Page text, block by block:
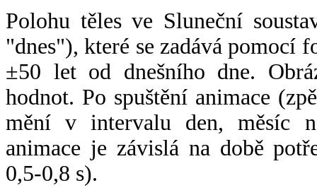
Polohu těles ve Sluneční
"dnes"), které se zadává pomocí
±50 let od dnešního dne.
hodnot. Po spuštění animace
mění v intervalu den, měsíc
animace je závislá na době
0,5-0,8 s).